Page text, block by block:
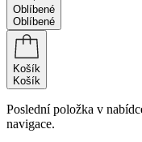
Oblíbené
Oblíbené
Košík
Košík
Poslední položka v
navigace.